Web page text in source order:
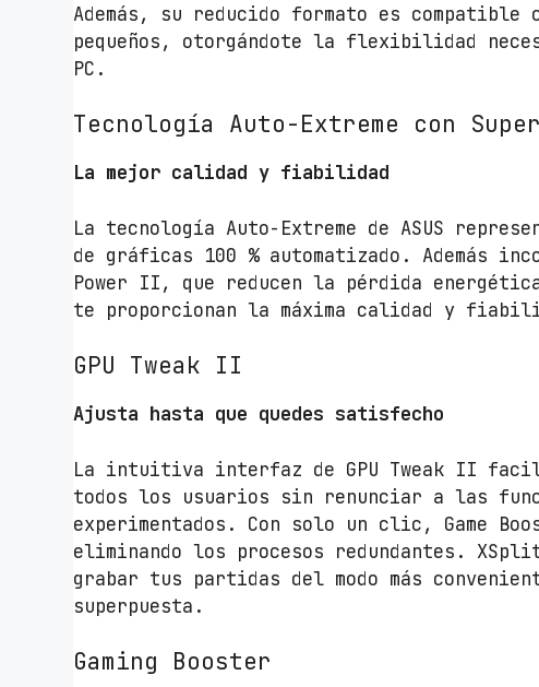
c
Además, su reducido formato es
pequeños, otorgándote la flexibilidad
PC.
Tecnología Auto-Extreme con
La mejor calidad y fiabilidad
La tecnología Auto-Extreme de ASUS
de gráficas 100 % automatizado. Además
Power II, que reducen la pérdida
te proporcionan la máxima calidad y
GPU Tweak II
Ajusta hasta que quedes satisfecho
La intuitiva interfaz de GPU Tweak II
todos los usuarios sin renunciar a las
experimentados. Con solo un clic, Game
eliminando los procesos redundantes.
grabar tus partidas del modo más
superpuesta.
Gaming Booster